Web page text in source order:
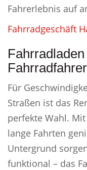
Fahrerlebnis auf
Fahrradgeschäft
Für
Straßen ist das
perfekte Wahl.
lange Fahrten
Untergrund
funktional – das